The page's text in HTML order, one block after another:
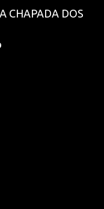
CHAPADA DOS